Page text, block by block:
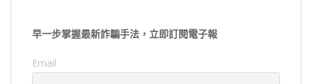
早一步掌握最新詐騙手法，立即訂閱電子報
Email